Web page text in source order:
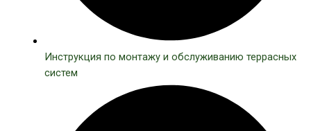
Инструкция по монтажу и обслуживанию террасных
систем